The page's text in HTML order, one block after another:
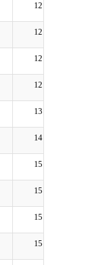
12
12
12
12
13
14
15
15
15
15